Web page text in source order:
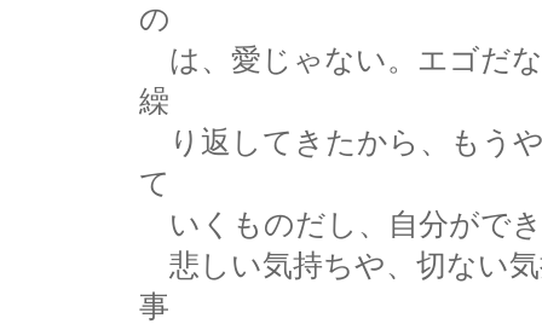
の
は、愛じゃない。エゴだ
繰
り返してきたから、もう
て
いくものだし、自分がで
悲しい気持ちや、切ない
事